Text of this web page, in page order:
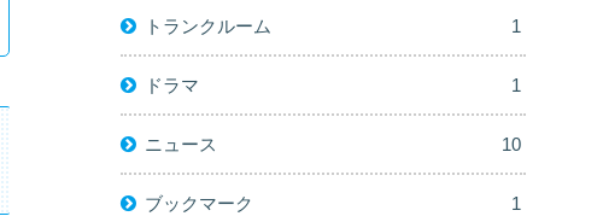
トランクルーム 1
ドラマ 1
ニュース 10
ブックマーク 1